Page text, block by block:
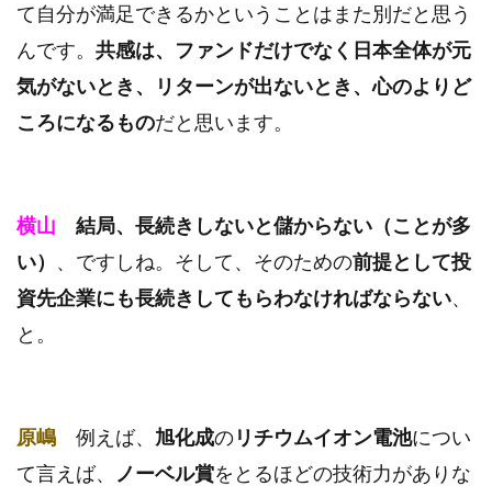
て自分が満足できるかということはまた別だと思う
んです。 共感は、ファンドだけでなく日本全体が元
気がないとき、リターンが出ないとき、心のよりど
ころになるものだと思います。
横山
結局、長続きしないと儲からない（ことが多
い） 、ですしね。そして、そのための前提として投
資先企業にも長続きしてもらわなければならない、
と。
原嶋 例えば、 旭化成のリチウムイオン電池につい
て言えば、
ノーベル賞をとるほどの技術力がありな